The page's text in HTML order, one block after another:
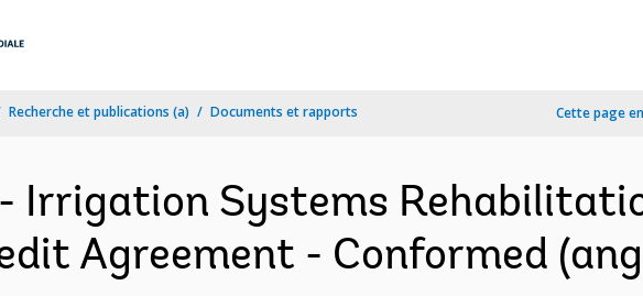
Recherche et publications (a) Documents et rapports Cette page
Irrigation Systems
Agreement - Conformed